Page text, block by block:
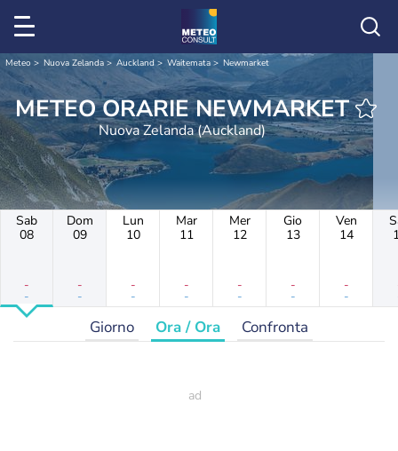
Meteo Nuova Zelanda Auckland Waitemata Newmarket
METEO ORARIE NEWMARKET
Nuova Zelanda (Auckland)
Sab
08
-
-
Dom
09
-
-
Lun
10
-
-
Mar
11
-
-
Mer
12
-
-
Gio
13
-
-
Ven
14
-
-
Giorno Ora / Ora Confronta